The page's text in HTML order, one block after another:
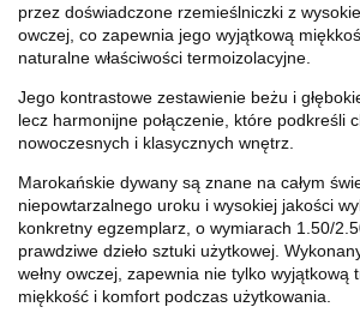
przez doświadczone rzemieślniczki z
owczej, co zapewnia jego wyjątkową
naturalne właściwości termoizolacyjne.
Jego kontrastowe zestawienie beżu i
lecz harmonijne połączenie, które podkreśli
nowoczesnych i klasycznych wnętrz.
Marokańskie dywany są znane na całym
niepowtarzalnego uroku i wysokiej jakości
konkretny egzemplarz, o wymiarach 1.50/
prawdziwe dzieło sztuki użytkowej.
wełny owczej, zapewnia nie tylko wyjątkową
miękkość i komfort podczas użytkowania.